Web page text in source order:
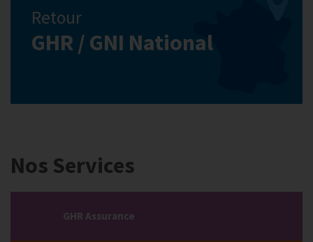
Retour
GHR / GNI National
Nos Services
GHR Assurance